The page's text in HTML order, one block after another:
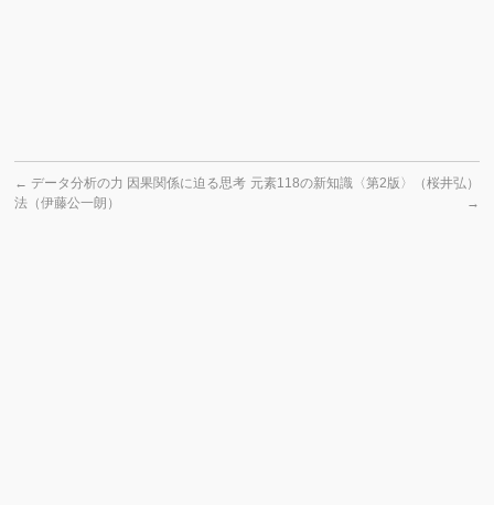
← データ分析の力 因果関係に迫る思考
法（伊藤公一朗）
元素118の新知識〈第2版〉（桜井弘）
→